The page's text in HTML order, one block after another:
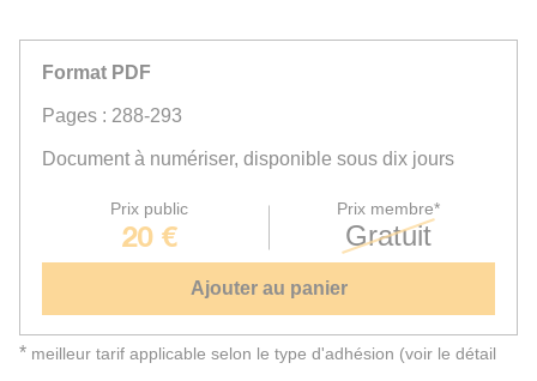
Format PDF
Pages : 288-293
Document à numériser, disponible sous dix jours
Prix public
20 €
Prix membre*
Gratuit
Ajouter au panier
* meilleur tarif applicable selon le type d'adhésion (voir le détail